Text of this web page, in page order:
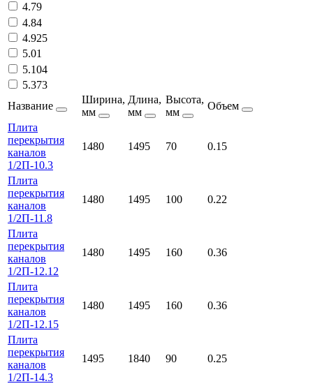
4.79
4.84
4.925
5.01
5.104
5.373
Название
Ширина,
мм
Длина,
мм
Высота,
мм
Объем
Плита
перекрытия
каналов
1/2П-10.3
1480 1495 70 0.15
Плита
перекрытия
каналов
1/2П-11.8
1480 1495 100 0.22
Плита
перекрытия
каналов
1/2П-12.12
1480 1495 160 0.36
Плита
перекрытия
каналов
1/2П-12.15
1480 1495 160 0.36
Плита
перекрытия
каналов
1/2П-14.3
1495 1840 90 0.25